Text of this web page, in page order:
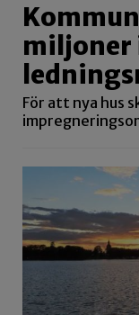
miljoner
För att nya hus